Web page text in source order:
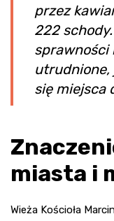
przez
222
sprawności
utrudnione,
się miejsca
miasta i
Wieża Kościoła